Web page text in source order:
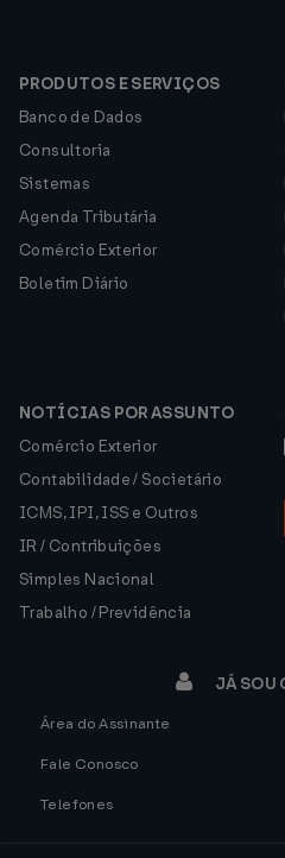
PRODUTOS E SERVIÇOS
Banco de Dados
Consultoria
Sistemas
Agenda Tributária
Comércio Exterior
Boletim Diário
NOTÍCIAS POR ASSUNTO
Comércio Exterior
Contabilidade / Societário
ICMS, IPI, ISS e Outros
IR / Contribuições
Simples Nacional
Trabalho / Previdência
JÁ SOU
Área do Assinante
Fale Conosco
Telefones